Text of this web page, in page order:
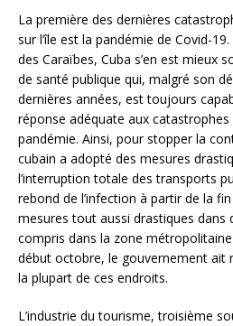
La première des dernières
sur l’île est la pandémie de Covid-
des Caraïbes, Cuba s’en est mieux
de santé publique qui, malgré son
dernières années, est toujours
réponse adéquate aux
pandémie. Ainsi, pour stopper la
cubain a adopté des mesures
l’interruption totale des transports
rebond de l’infection à partir de la
mesures tout aussi drastiques dans
compris dans la zone
début octobre, le gouvernement ait
la plupart de ces endroits.
L’industrie du tourisme, troisième